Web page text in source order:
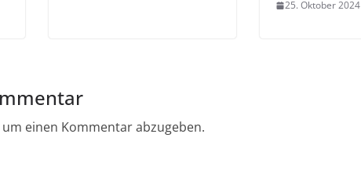
25. Oktober 2024
um einen Kommentar abzugeben.